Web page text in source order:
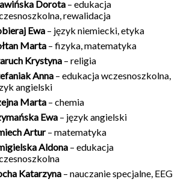
Dorota – edukacja
rewalidacja
Ewa – język niemiecki, etyka
Marta – fizyka, matematyka
Krystyna – religia
Anna – edukacja wczesnoszkolna,
angielski
Marta – chemia
Ewa – język angielski
Artur– matematyka
Aldona – edukacja
Katarzyna – nauczanie specjalne, EEG